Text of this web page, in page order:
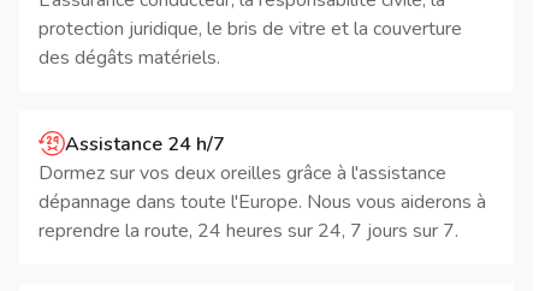
protection juridique, le bris de vitre et la couverture
des dégâts matériels.
Assistance 24 h/7
Dormez sur vos deux oreilles grâce à l'assistance
dépannage dans toute l'Europe. Nous vous aiderons à
reprendre la route, 24 heures sur 24, 7 jours sur 7.